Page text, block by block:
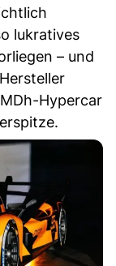
lukratives
– und
Hypercar